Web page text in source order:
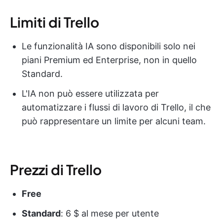
Limiti di Trello
Le funzionalità IA sono disponibili solo nei
piani Premium ed Enterprise, non in quello
Standard.
L'IA non può essere utilizzata per
automatizzare i flussi di lavoro di Trello, il che
può rappresentare un limite per alcuni team.
Prezzi di Trello
Free
Standard: 6 $ al mese per utente